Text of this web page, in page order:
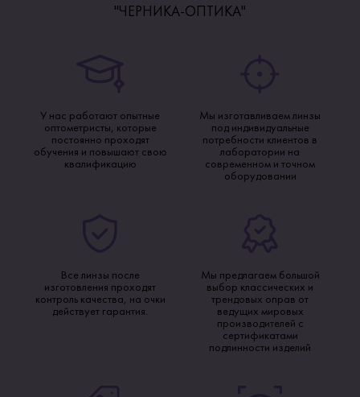
"ЧЕРНИКА-ОПТИКА"
У нас работают опытные
оптометристы, которые
постоянно проходят
обучения и повышают свою
квалификацию
Мы изготавливаем линзы
под индивидуальные
потребности клиентов в
лаборатории на
современном и точном
оборудовании
Все линзы после
изготовления проходят
контроль качества, на очки
действует гарантия.
Мы предлагаем большой
выбор классических и
трендовых оправ от
ведущих мировых
производителей с
сертификатами
подлинности изделий